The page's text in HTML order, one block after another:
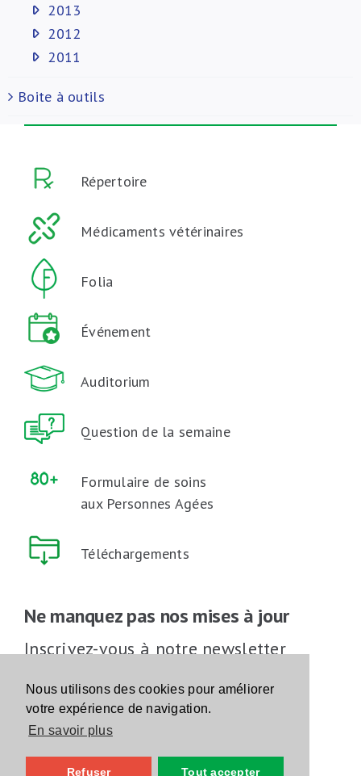
Nous utilisons des cookies pour améliorer
votre expérience de navigation.
En savoir plus
Refuser Tout accepter
2013
2012
2011
Boite à outils
Répertoire
Médicaments vétérinaires
Folia
Événement
Auditorium
Question de la semaine
Formulaire de soins
aux Personnes Agées
Téléchargements
Ne manquez pas nos mises à jour
Inscrivez-vous à notre newsletter
Inscrivez-vous
Suivez-nous sur les réseaux sociaux